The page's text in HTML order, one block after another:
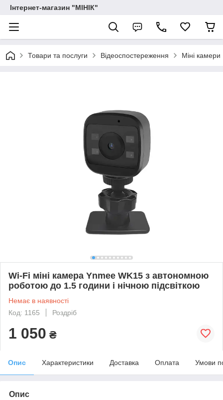
Інтернет-магазин "МІНІК"
Товари та послуги Відеоспостереження Міні камери
Wi-Fi міні камера Ynmee WK15 з автономною
роботою до 1.5 години і нічною підсвіткою
Немає в наявності
Код: 1165
Роздріб
1 050 ₴
Опис Характеристики Доставка Оплата Умови
Опис